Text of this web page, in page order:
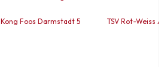
Kong Foos Darmstadt 5 TSV Rot-Weiss